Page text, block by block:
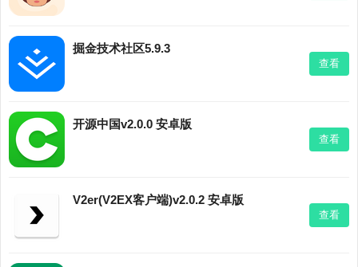
掘金技术社区5.9.3
查看
开源中国v2.0.0 安卓版
查看
V2er(V2EX客户端)v2.0.2 安卓版
查看